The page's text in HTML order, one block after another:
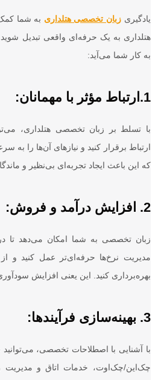
یادگیری زبان تخصصی هتلداری به شما کمک
هتلداری به یک حرفه‌ای واقعی تبدیل
به کار شما می‌آید:
1.ارتباط مؤثر با مهمانان:
با تسلط بر زبان تخصصی هتلداری،
ارتباط برقرار کنید و نیازهای آن‌ها را به
که این باعث ایجاد تجربه‌ای بی‌نظیر و
2. افزایش درآمد و فروش:
زبان تخصصی به شما امکان می‌دهد تا در
مدیریت نرخ‌ها حرفه‌ای‌تر عمل کنید و
بهره‌برداری کنید. این یعنی افزایش
3. بهینه‌سازی فرآیندها:
با آشنایی با اصطلاحات تخصصی، می‌توانید
چک‌این/چک‌اوت، خدمات اتاق و مدیریت